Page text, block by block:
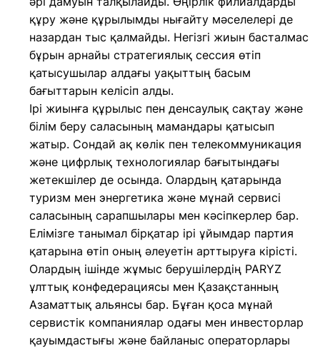
құру және құрылымды нығайту мәселелері де
назардан тыс қалмайды. Негізгі жиын басталмас
бұрын арнайы стратегиялық сессия өтіп
қатысушылар алдағы уақыттың басым
бағыттарын келісіп алды.
Ірі жиынға құрылыс пен денсаулық сақтау және
білім беру саласының мамандары қатысып
жатыр. Сондай ақ көлік пен телекоммуникация
және цифрлық технологиялар бағытындағы
жетекшілер де осында. Олардың қатарында
туризм мен энергетика және мұнай сервисі
саласының сарапшылары мен кәсіпкерлер бар.
Елімізге танымал бірқатар ірі ұйымдар партия
қатарына өтіп оның әлеуетін арттыруға кірісті.
Олардың ішінде жұмыс берушілердің PARYZ
ұлттық конфедерациясы мен Қазақстанның
Азаматтық альянсы бар. Бұған қоса мұнай
сервистік компаниялар одағы мен инвесторлар
қауымдастығы және байланыс операторлары